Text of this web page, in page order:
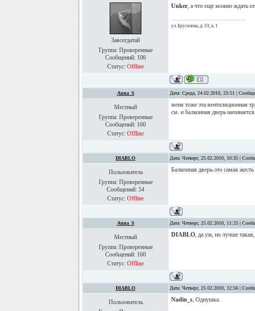
Завсегдатай
Группа: Проверенные
Сообщений: 106
Статус: Offline
Unker, а что еще можно ждать
ул. Брусилова, д. 33, к. 1
Anna_S Дата: Среда, 24.02.2010, 23:51 |
Местный
Группа: Проверенные
Сообщений: 160
Статус: Offline
меня тоже эта вентиляционная
см. и балконная дверь
DIABLO Дата: Четверг, 25.02.2010, 10:35 |
Пользователь
Группа: Проверенные
Сообщений: 54
Статус: Offline
Балконная дверь-это самая
Anna_S Дата: Четверг, 25.02.2010, 11:25 |
Местный
Группа: Проверенные
Сообщений: 160
Статус: Offline
DIABLO, да уж, но лучше
DIABLO Дата: Четверг, 25.02.2010, 12:56 |
Пользователь
Nadin_s, Однушка.